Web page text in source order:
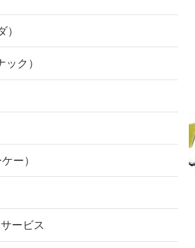
）
ク）
ー）
ービス